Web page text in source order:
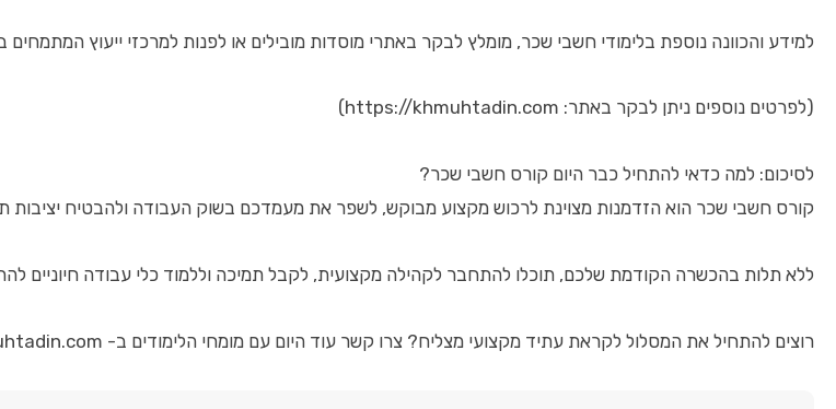
למידע והכוונה נוספת בלימודי חשבי שכר, מומלץ לבקר באתרי מוסדות מובילים או לפנות למרכזי ייעוץ המתמחים
(לפרטים נוספים ניתן לבקר באתר: https://khmuhtadin.com)
לסיכום: למה כדאי להתחיל כבר היום קורס חשבי שכר?
קורס חשבי שכר הוא הזדמנות מצוינת לרכוש מקצוע מבוקש, לשפר את מעמדכם בשוק העבודה ולהבטיח
ללא תלות בהכשרה הקודמת שלכם, תוכלו להתחבר לקהילה מקצועית, לקבל תמיכה וללמוד כלי עבודה חיוניים
רוצים להתחיל את המסלול לקראת עתיד מקצועי מצליח? צרו קשר עוד היום עם מומחי הלימודים ב- khmuhtadin.com וקחו את הצעד הראשון לעבר קריירה איכותית ומבוקשת כחשבי שכר.